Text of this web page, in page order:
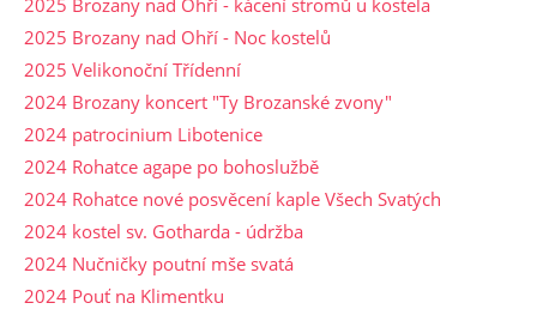
2025 Brozany nad Ohří - Noc kostelů
2025 Velikonoční Třídenní
2024 Brozany koncert "Ty Brozanské zvony"
2024 patrocinium Libotenice
2024 Rohatce agape po bohoslužbě
2024 Rohatce nové posvěcení kaple Všech Svatých
2024 kostel sv. Gotharda - údržba
2024 Nučničky poutní mše svatá
2024 Pouť na Klimentku